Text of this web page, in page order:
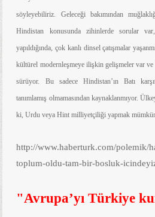
söyleyebiliriz. Geleceği bakımından
Hindistan konusunda zihinlerde sorular
yapıldığında, çok kanlı dinsel çatışmalar
kültürel modernleşmeye ilişkin gelişmeler var
sürüyor. Bu sadece Hindistan’ın Batı
tanımlamış olmamasından kaynaklanmıyor.
ki, Urdu veya Hint milliyetçiliği yapmak
http://www.haberturk.com/polemik/
toplum-oldu-tam-bir-bosluk-
"Avrupa’yı Türkiye